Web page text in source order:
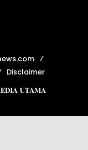
Disclaimer
𝐌𝐄𝐃𝐈𝐀 𝐔𝐓𝐀𝐌𝐀